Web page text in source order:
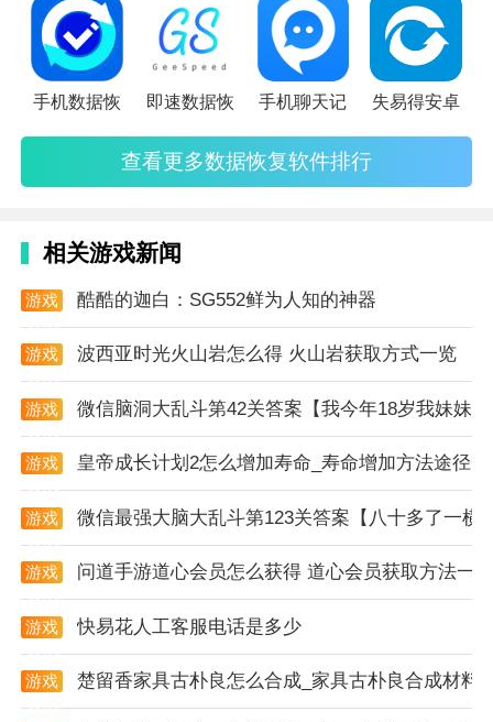
2. 技术支持：提供专业的技术支持服务，用户在使用过
程中遇到问题可以随时联系客服寻求帮助。
3. 持续更新：软件团队会不断对软件进行更新和优化，
以适应不断变化的手机系统和用户需求。
软件测试
测试，确保软件能够快速响应并完成扫描任务。
2. 恢复成功率测试：通过模拟各种数据丢失情况，对软
件的恢复成功率进行测试，确保软件能够高效、准确地
恢复丢失的数据。
3. 兼容性测试：在多种安卓手机和操作系统版本上进行
测试，确保软件具有良好的兼容性。
手机数据恢 即速数据恢 手机聊天记 失易得安卓
查看更多数据恢复软件排行
相关游戏新闻
游戏
酷酷的迦白：SG552鲜为人知的神器
游戏
波西亚时光火山岩怎么得 火山岩获取方式一览
游戏
微信脑洞大乱斗第42关答案【我今年18岁我妹妹
游戏
皇帝成长计划2怎么增加寿命_寿命增加方法途径
游戏
微信最强大脑大乱斗第123关答案【八十多了一横
游戏
问道手游道心会员怎么获得 道心会员获取方法一览
游戏
快易花人工客服电话是多少
游戏
楚留香家具古朴良怎么合成_家具古朴良合成材料